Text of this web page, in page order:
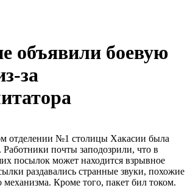
объявили боевую
за
отделении №1 столицы Хакасии была
Работники почты заподозрили, что в
посылок может находится взрывное
раздавались странные звуки, похожие
механизма. Кроме того, пакет бил током.